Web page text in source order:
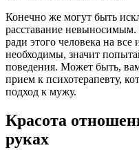
Конечно же могут быть
расставание
ради этого человека на
необходимы, значит
поведения. Может быть,
прием к психотерапевту,
подход к мужу.
Красота
руках